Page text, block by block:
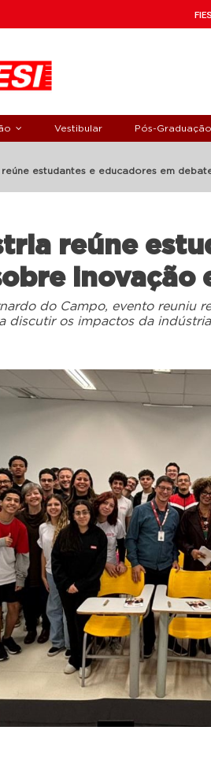
Vestibular Pós-Graduação
reúne estudantes e educadores em
reúne
inovação
do Campo, evento reuniu
discutir os impactos da